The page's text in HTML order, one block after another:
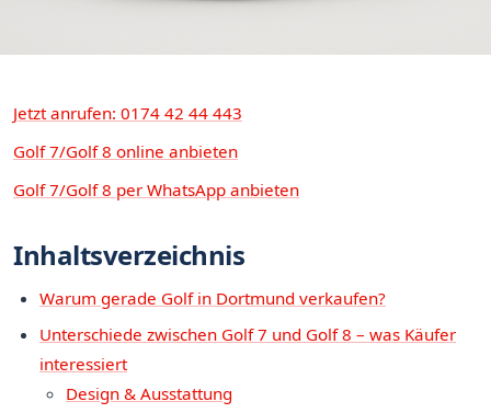
Jetzt anrufen: 0174 42 44 443
Golf 7/Golf 8 online anbieten
Golf 7/Golf 8 per WhatsApp anbieten
Inhaltsverzeichnis
Warum gerade Golf in Dortmund verkaufen?
Unterschiede zwischen Golf 7 und Golf 8 – was Käufer
interessiert
Design & Ausstattung